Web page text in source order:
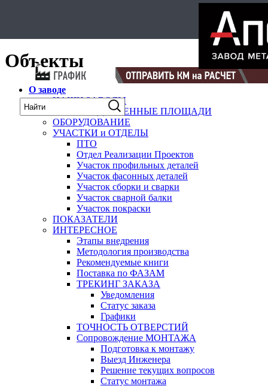
Объекты
О заводе
НАШИ ЗАВОДЫ
ПРОИЗВОДСТВЕННЫЕ ПЛОЩАДИ
ОБОРУДОВАНИЕ
УЧАСТКИ и ОТДЕЛЫ
ПТО
Отдел Реализации Проектов
Участок профильных деталей
Участок фасонных деталей
Участок сборки и сварки
Участок сварной балки
Участок покраски
ПОКАЗАТЕЛИ
ИНТЕРЕСНОЕ
Этапы внедрения
Методология производства
Рекомендуемые книги
Поставка по ФАЗАМ
ТРЕКИНГ ЗАКАЗА
Уведомления
Статус заказа
Графики
ТОЧНОСТЬ ОТВЕРСТИЙ
Сопровождение МОНТАЖА
Подготовка к монтажу
Выезд Инженера
Решение текущих вопросов
Статус монтажа